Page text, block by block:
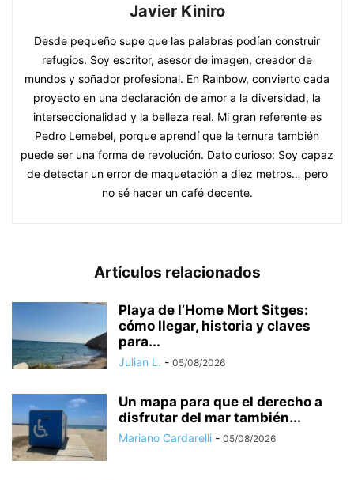
Javier Kiniro
Desde pequeño supe que las palabras podían construir
refugios. Soy escritor, asesor de imagen, creador de
mundos y soñador profesional. En Rainbow, convierto cada
proyecto en una declaración de amor a la diversidad, la
interseccionalidad y la belleza real. Mi gran referente es
Pedro Lemebel, porque aprendí que la ternura también
puede ser una forma de revolución. Dato curioso: Soy capaz
de detectar un error de maquetación a diez metros… pero
no sé hacer un café decente.
Artículos relacionados
Playa de l’Home Mort Sitges:
cómo llegar, historia y claves
para...
Julian L. - 05/08/2026
Un mapa para que el derecho a
disfrutar del mar también...
Mariano Cardarelli - 05/08/2026